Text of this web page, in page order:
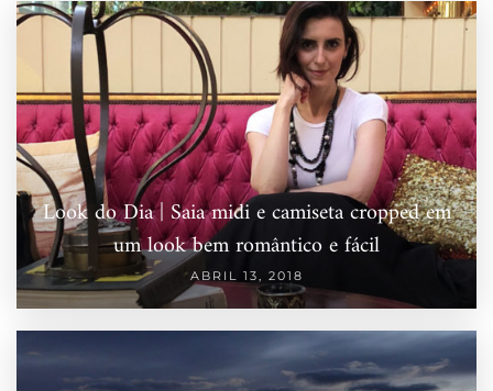
Look do Dia | Saia midi e camiseta cropped em
um look bem romântico e fácil
ABRIL 13, 2018